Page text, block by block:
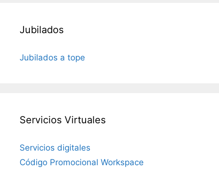
Jubilados
Jubilados a tope
Servicios Virtuales
Servicios digitales
Código Promocional Workspace